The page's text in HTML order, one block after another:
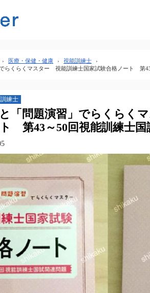
› 医療・保健・健康 › 視能訓練士
›
でらくらくマスター 視能訓練士国家試験合格ノート 第
練士
と「問題演習」でらくらく
第43～50回視能訓練士国